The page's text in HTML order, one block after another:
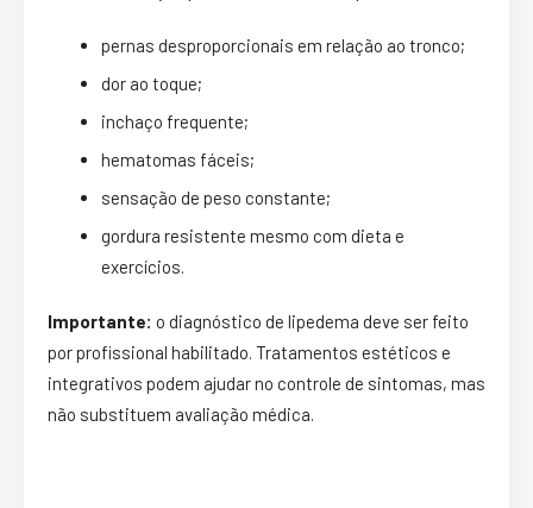
pernas desproporcionais em relação ao tronco;
dor ao toque;
inchaço frequente;
hematomas fáceis;
sensação de peso constante;
gordura resistente mesmo com dieta e
exercícios.
Importante: o diagnóstico de lipedema deve ser feito
por profissional habilitado. Tratamentos estéticos e
integrativos podem ajudar no controle de sintomas, mas
não substituem avaliação médica.